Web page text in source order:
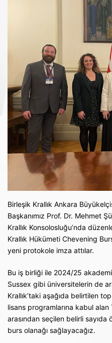
Birleşik Krallık Ankara
Başkanımız Prof. Dr. Mehmet
Krallık Konsolosluğu’nda
Krallık Hükümeti Chevening
yeni protokole imza attılar.
Bu iş birliği ile 2024/25
Sussex gibi üniversitelerin de
Krallık’taki aşağıda belirtilen
lisans programlarına kabul
arasından seçilen belirli
burs olanağı sağlayacağız.